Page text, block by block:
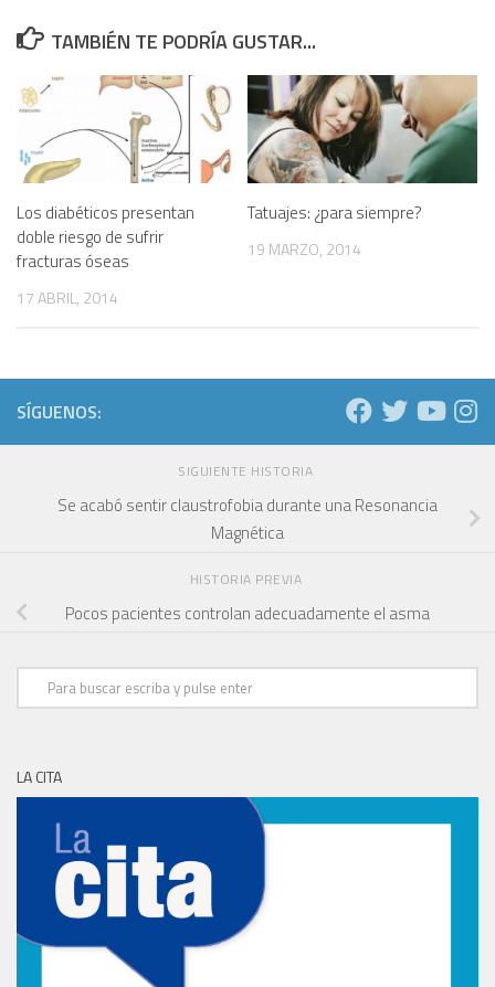
TAMBIÉN TE PODRÍA GUSTAR...
Los diabéticos presentan
doble riesgo de sufrir
fracturas óseas
17 ABRIL, 2014
Tatuajes: ¿para siempre?
19 MARZO, 2014
SÍGUENOS:
SIGUIENTE HISTORIA
Se acabó sentir claustrofobia durante una Resonancia
Magnética
HISTORIA PREVIA
Pocos pacientes controlan adecuadamente el asma
LA CITA